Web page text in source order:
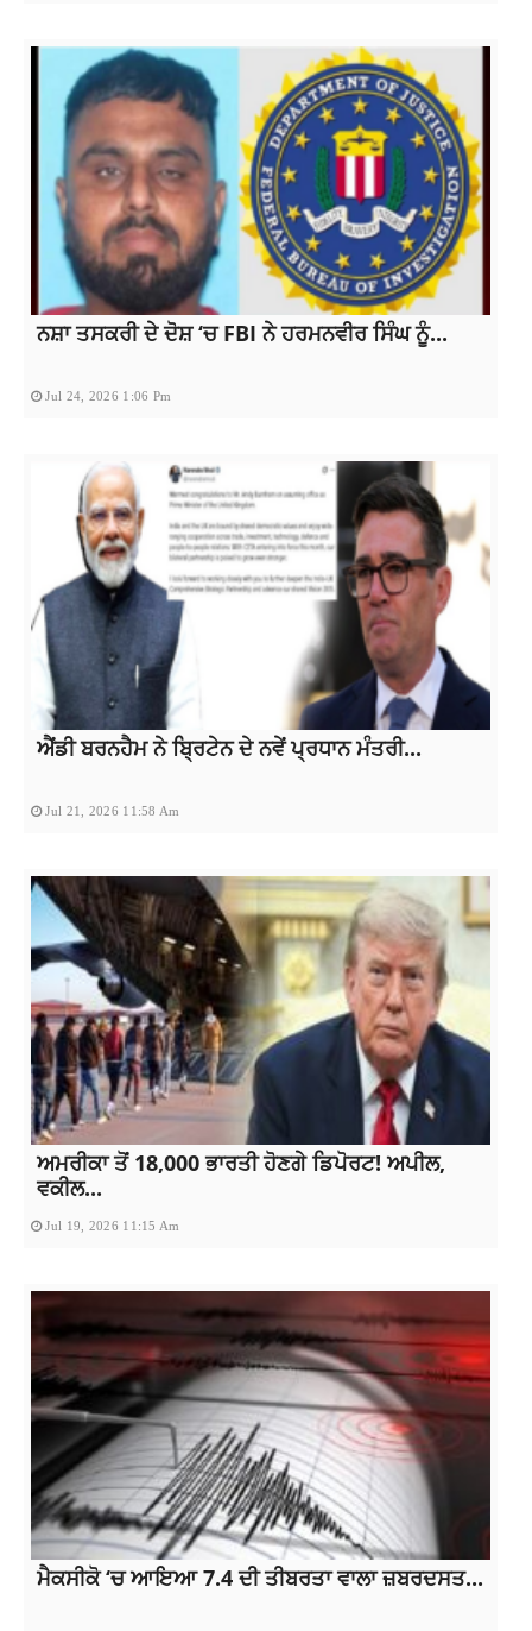
ਨਸ਼ਾ ਤਸਕਰੀ ਦੇ ਦੋਸ਼ ‘ਚ FBI ਨੇ ਹਰਮਨਵੀਰ ਸਿੰਘ ਨੂੰ...
Jul 24, 2026 1:06 Pm
ਐਂਡੀ ਬਰਨਹੈਮ ਨੇ ਬ੍ਰਿਟੇਨ ਦੇ ਨਵੇਂ ਪ੍ਰਧਾਨ ਮੰਤਰੀ...
Jul 21, 2026 11:58 Am
ਅਮਰੀਕਾ ਤੋਂ 18,000 ਭਾਰਤੀ ਹੋਣਗੇ ਡਿਪੋਰਟ! ਅਪੀਲ,
ਵਕੀਲ...
Jul 19, 2026 11:15 Am
ਮੈਕਸੀਕੋ ‘ਚ ਆਇਆ 7.4 ਦੀ ਤੀਬਰਤਾ ਵਾਲਾ ਜ਼ਬਰਦਸਤ...